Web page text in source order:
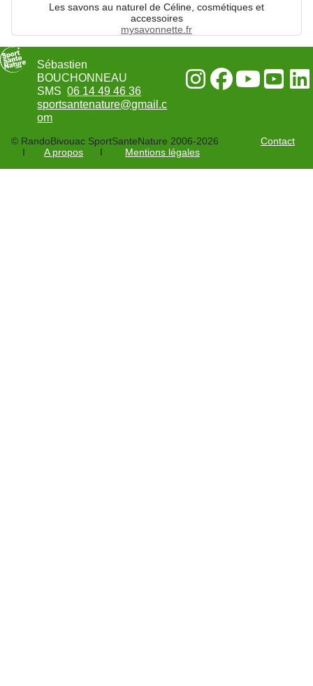
Les savons au naturel de Céline, cosmétiques et
accessoires
mysavonnette.fr
Sébastien
BOUCHONNEAU
SMS06 14 49 46 36
sportsantenature@gmail.c
om
© RandoBivouac SportSanteNature 2006-2026 Contact
I A propos I Mentions légales